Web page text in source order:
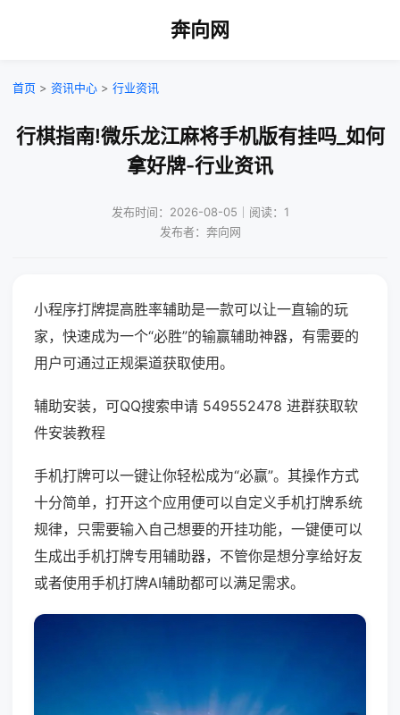
奔向网
首页 > 资讯中心 > 行业资讯
行棋指南!微乐龙江麻将手机版有挂吗_如何
拿好牌-行业资讯
发布时间：2026-08-05｜阅读：1
发布者：奔向网
小程序打牌提高胜率辅助是一款可以让一直输的玩
家，快速成为一个“必胜”的输赢辅助神器，有需要的
用户可通过正规渠道获取使用。
辅助安装，可QQ搜索申请 549552478 进群获取软
件安装教程
手机打牌可以一键让你轻松成为“必赢”。其操作方式
十分简单，打开这个应用便可以自定义手机打牌系统
规律，只需要输入自己想要的开挂功能，一键便可以
生成出手机打牌专用辅助器，不管你是想分享给好友
或者使用手机打牌AI辅助都可以满足需求。